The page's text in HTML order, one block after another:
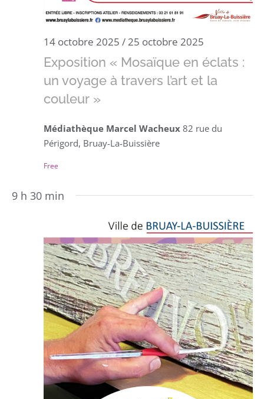
14 octobre 2025 /25 octobre 2025
Exposition « Mosaïque en éclats :
un voyage à travers l’art et la
couleur »
Médiathèque Marcel Wacheux 82 rue du
Périgord, Bruay-La-Buissière
Free
9 h 30 min